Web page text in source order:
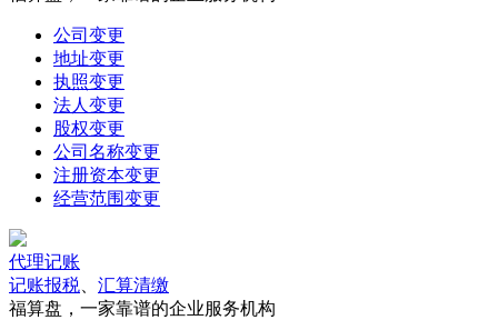
公司变更
地址变更
执照变更
法人变更
股权变更
公司名称变更
注册资本变更
经营范围变更
代理记账
记账报税
汇算清缴
福算盘，一家靠谱的企业服务机构